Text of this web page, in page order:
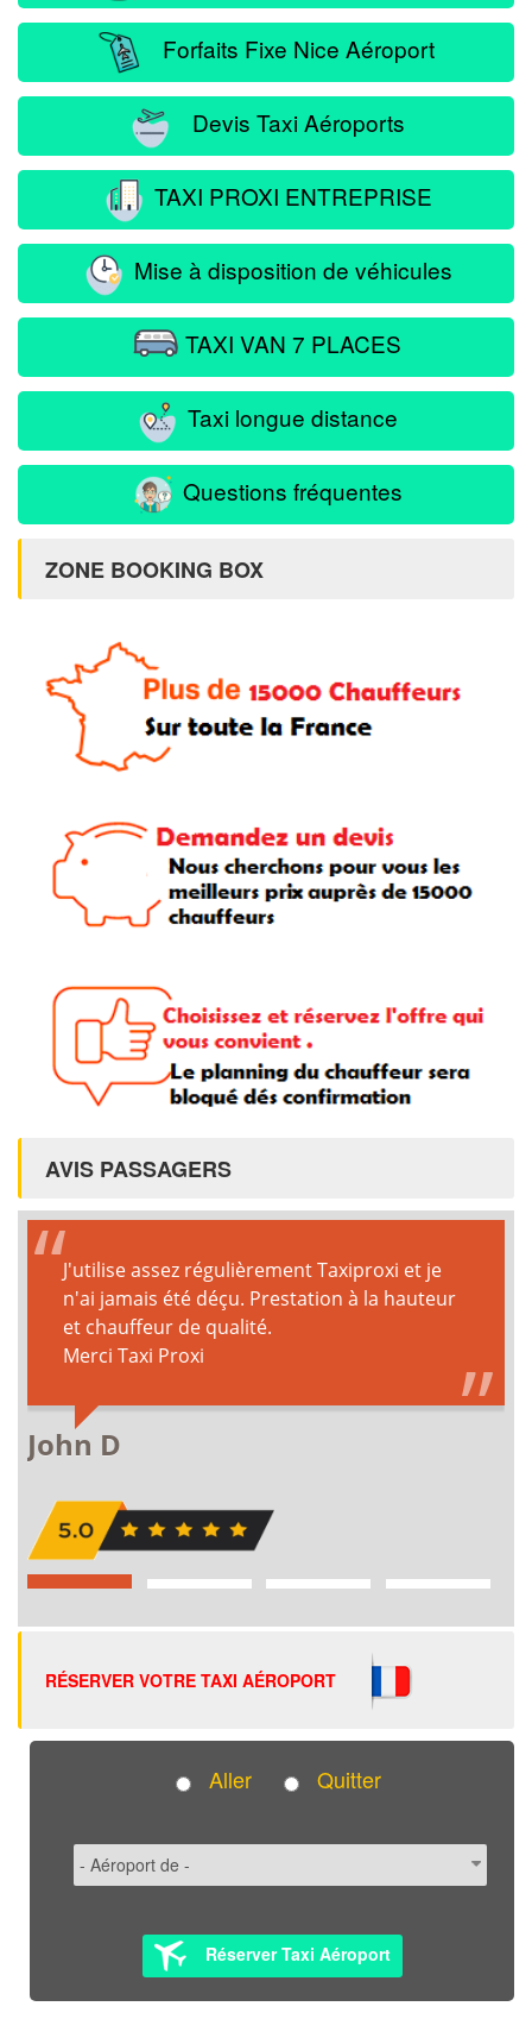
Forfaits Fixe Nice Aéroport
Devis Taxi Aéroports
TAXI PROXI ENTREPRISE
Mise à disposition de véhicules
TAXI VAN 7 PLACES
Taxi longue distance
Questions fréquentes
ZONE BOOKING BOX
AVIS PASSAGERS
RÉSERVER VOTRE TAXI AÉROPORT
Aller Quitter
Réserver Taxi Aéroport